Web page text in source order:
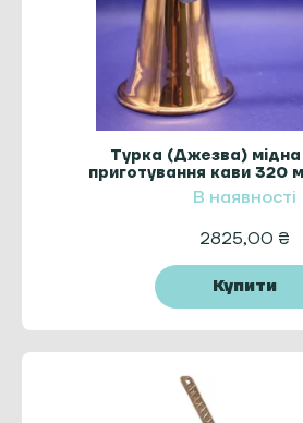
Турка (Джезва) мідна
приготування кави 320
ZH
В наявності
2825,00 ₴
Купити